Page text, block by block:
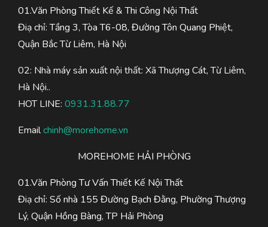
01.Văn Phòng Thiết Kế & Thi Công Nội Thất
Điạ chỉ: Tầng 3, Tòa T6-08, Đường Tôn Quang Phiệt,
Quận Bắc Từ Liêm, Hà Nội
02: Nhà máy sản xuất nội thất: Xã Thượng Cát, Từ Liêm,
Hà Nội..
HOT LINE: 0931.31.88.77
Emailchinh@morehome.vn
MOREHOME HẢI PHÒNG
01.Văn Phòng Tư Vấn Thiết Kế Nội Thất
Điạ chỉ: Số nhà 155 Đường Bạch Đằng, Phường Thượng
Lý, Quận Hồng Bàng, TP Hải Phòng